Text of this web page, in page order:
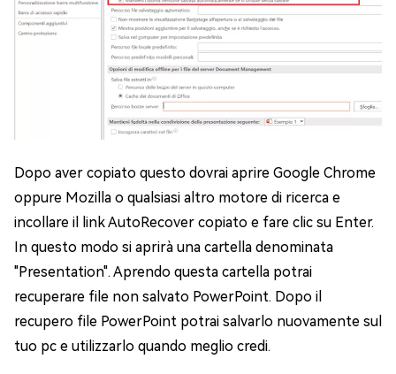
Dopo aver copiato questo dovrai aprire Google Chrome
oppure Mozilla o qualsiasi altro motore di ricerca e
incollare il link AutoRecover copiato e fare clic su Enter.
In questo modo si aprirà una cartella denominata
"Presentation". Aprendo questa cartella potrai
recuperare file non salvato PowerPoint. Dopo il
recupero file PowerPoint potrai salvarlo nuovamente sul
tuo pc e utilizzarlo quando meglio credi.